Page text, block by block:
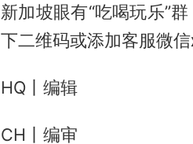
新加坡眼有“吃喝玩乐”
下二维码或添加客服微信
HQ丨编辑
CH丨编审